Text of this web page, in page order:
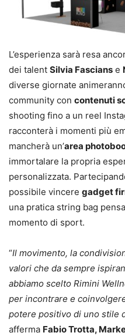
L’esperienza sarà resa
dei talent Silvia Fascians e
diverse giornate
community con contenuti
shooting fino a un reel
racconterà i momenti più
mancherà un’area
immortalare la propria
personalizzata.
possibile vincere gadget
una pratica string bag
momento di sport.
“Il movimento, la
valori che da sempre
abbiamo scelto Rimini
per incontrare e
potere positivo di uno stile
afferma Fabio Trotta,